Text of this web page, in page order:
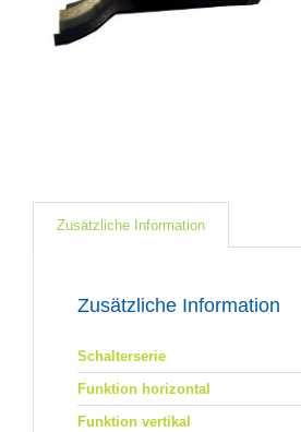
Zusätzliche Information
Zusätzliche Information
Schalterserie
Funktion horizontal
Funktion vertikal